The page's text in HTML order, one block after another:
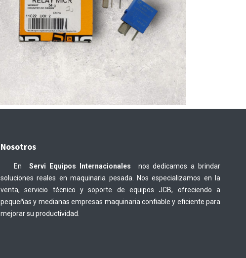
Nosotros
En Servi Equipos Internacionales
nos dedicamos a brindar
soluciones reales en maquinaria pesada. Nos especializamos en la
venta, servicio técnico y soporte de equipos JCB, ofreciendo a
pequeñas y medianas empresas maquinaria confiable y eficiente para
mejorar su productividad.